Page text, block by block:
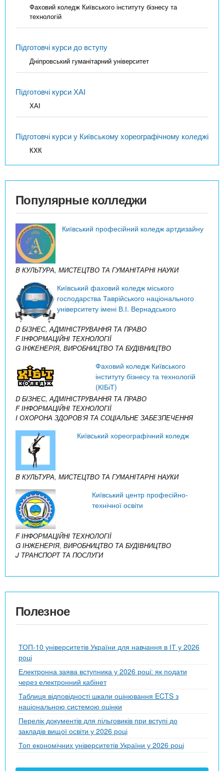
Фаховий коледж Київського інституту бізнесу та
технологій
Підготовчі курси до вступу
Дніпровський гуманітарний університет
Підготовчі курси ХАІ
ХАІ
Підготовчі курси у Київському хореографічному коледжі
КХК
Популярные колледжи
Київський професійний коледж артдизайну
B КУЛЬТУРА, МИСТЕЦТВО ТА ГУМАНІТАРНІ НАУКИ
Київський фаховий коледж міського
господарства Таврійського національного
університету імені В.І. Вернадського
D БІЗНЕС, АДМІНІСТРУВАННЯ ТА ПРАВО
F ІНФОРМАЦІЙНІ ТЕХНОЛОГІЇ
G ІНЖЕНЕРІЯ, ВИРОБНИЦТВО ТА БУДІВНИЦТВО
Фаховий коледж Київського
інституту бізнесу та технологій
(КІБіТ)
D БІЗНЕС, АДМІНІСТРУВАННЯ ТА ПРАВО
F ІНФОРМАЦІЙНІ ТЕХНОЛОГІЇ
I ОХОРОНА ЗДОРОВ’Я ТА СОЦІАЛЬНЕ ЗАБЕЗПЕЧЕННЯ
Київський хореографічний коледж
B КУЛЬТУРА, МИСТЕЦТВО ТА ГУМАНІТАРНІ НАУКИ
Київський центр професійно-
технічної освіти
F ІНФОРМАЦІЙНІ ТЕХНОЛОГІЇ
G ІНЖЕНЕРІЯ, ВИРОБНИЦТВО ТА БУДІВНИЦТВО
J ТРАНСПОРТ ТА ПОСЛУГИ
Полезное
ТОП-10 університетів України для навчання в ІТ у 2026
році
Електронна заява вступника у 2026 році: як подати
через електронний кабінет
Таблиця відповідності шкали оцінювання ECTS з
національною системою оцінки
Перелік документів для пільговиків при вступі до
закладів вищої освіти у 2026 році
Топ економічних університетів України у 2026 році